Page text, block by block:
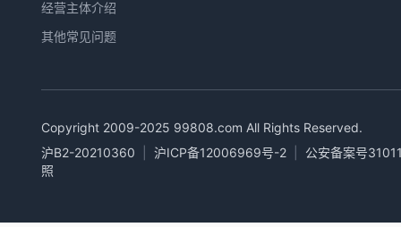
经营主体介绍
其他常见问题
Copyright 2009-2025 99808.com All Rights Reserved.
沪B2-20210360
沪ICP备12006969号-2
公安备案号
照